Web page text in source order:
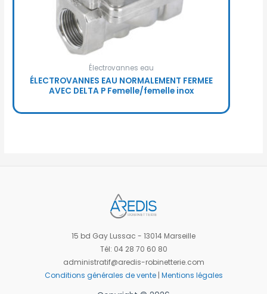
Électrovannes eau
ÉLECTROVANNES EAU NORMALEMENT FERMEE
AVEC DELTA P Femelle/femelle inox
15 bd Gay Lussac - 13014 Marseille
Tél: 04 28 70 60 80
administratif@aredis-robinetterie.com
Conditions générales de vente| Mentions légales